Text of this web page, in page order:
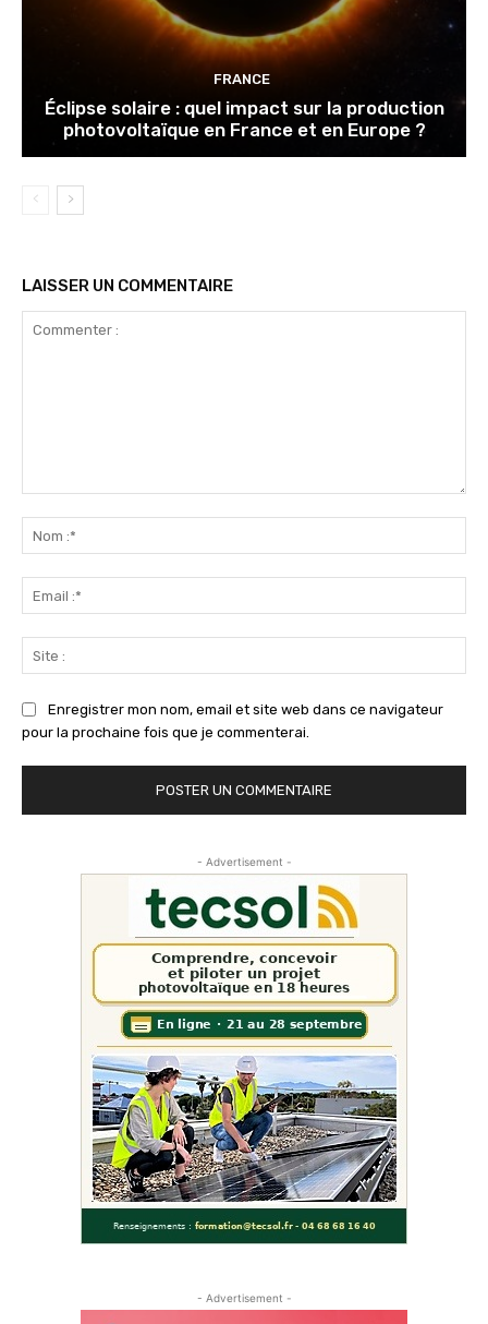
FRANCE
Éclipse solaire : quel impact sur la production
photovoltaïque en France et en Europe ?
LAISSER UN COMMENTAIRE
Enregistrer mon nom, email et site web dans ce navigateur
pour la prochaine fois que je commenterai.
- Advertisement -
- Advertisement -